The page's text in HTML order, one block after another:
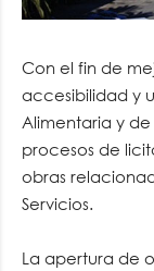
Con el fin de
accesibilidad y
Alimentaria y
procesos de
obras
Servicios.
La apertura de